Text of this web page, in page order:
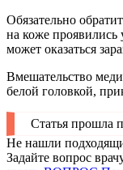
Обязательно
на коже проявились
может оказаться
Вмешательство
белой головкой,
Статья прошла
Не нашли
Задайте вопрос